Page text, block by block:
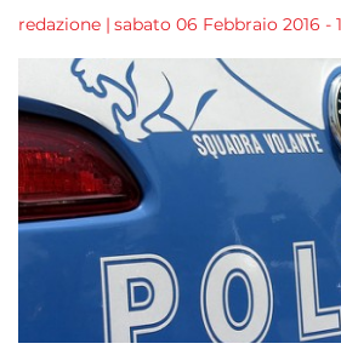
redazione | sabato 06 Febbraio 2016 -